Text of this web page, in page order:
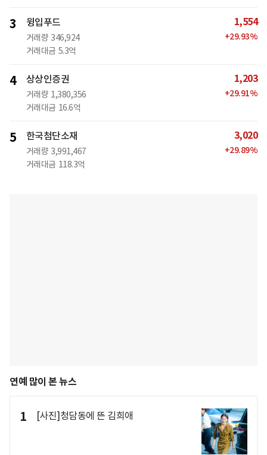
3 윙입푸드
거래량 346,924
거래대금 5.3억
1,554
+29.93%
4 상상인증권
거래량 1,380,356
거래대금 16.6억
1,203
+29.91%
5 한국첨단소재
거래량 3,991,467
거래대금 118.3억
3,020
+29.89%
연예 많이 본 뉴스
1 [사진]청담동에 뜬 김희애